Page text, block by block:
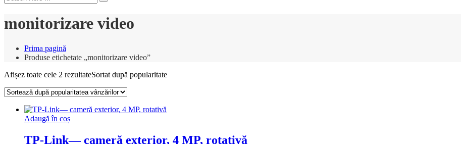
monitorizare video
Prima pagină
Produse etichetate „monitorizare video”
Afișez toate cele 2 rezultateSortat după popularitate
Adaugă în coș
TP-Link— cameră exterior, 4 MP, rotativă